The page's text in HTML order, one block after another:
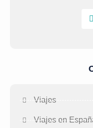
Viajes
Viajes en